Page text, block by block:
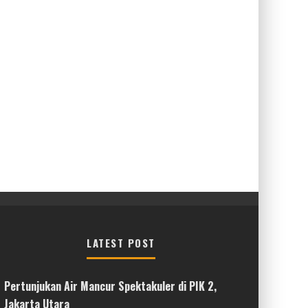
LATEST POST
Pertunjukan Air Mancur Spektakuler di PIK 2,
Jakarta Utara